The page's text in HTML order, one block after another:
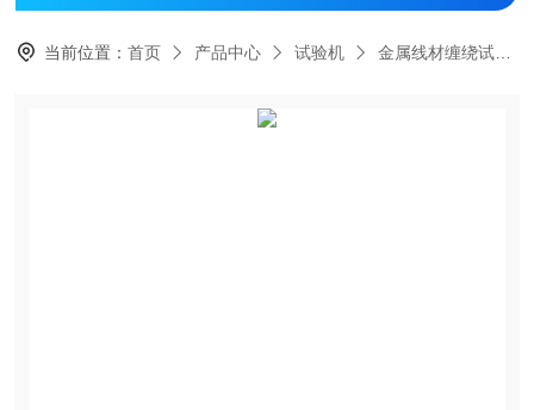
当前位置：首页 产品中心 试验机 金属线材缠绕试验机